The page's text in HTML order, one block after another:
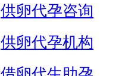
供卵代孕咨询
供卵代孕机构